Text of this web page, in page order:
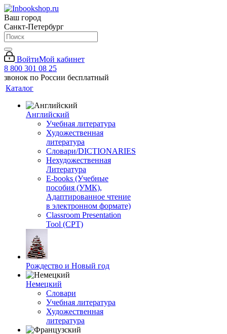
Ваш город
Санкт-Петербург
ВойтиМой кабинет
8 800 301 08 25
звонок по России бесплатный
Каталог
Английский
Учебная литература
Художественная
литература
Словари/DICTIONARIES
Нехудожественная
Литература
E-books (Учебные
пособия (УМК),
Адаптированное чтение
в электронном формате)
Classroom Presentation
Tool (CPT)
Рождество и Новый год
Немецкий
Словари
Учебная литература
Художественная
литература